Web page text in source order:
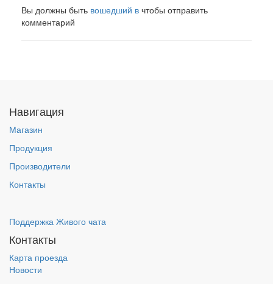
Вы должны быть вошедший в чтобы отправить
комментарий
Навигация
Магазин
Продукция
Производители
Контакты
Поддержка Живого чата
Контакты
Карта проезда
Новости